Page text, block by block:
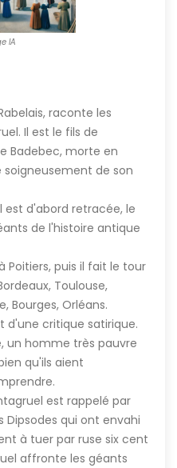
IA
raconte les
Il est le fils de
Badebec, morte en
de son
est d'abord retracée, le
de l'histoire antique
puis il fait le tour
Toulouse,
Bourges, Orléans.
d'une critique satirique.
un homme très pauvre
qu'ils aient
est rappelé par
qui ont envahi
à tuer par ruse six cent
affronte les géants